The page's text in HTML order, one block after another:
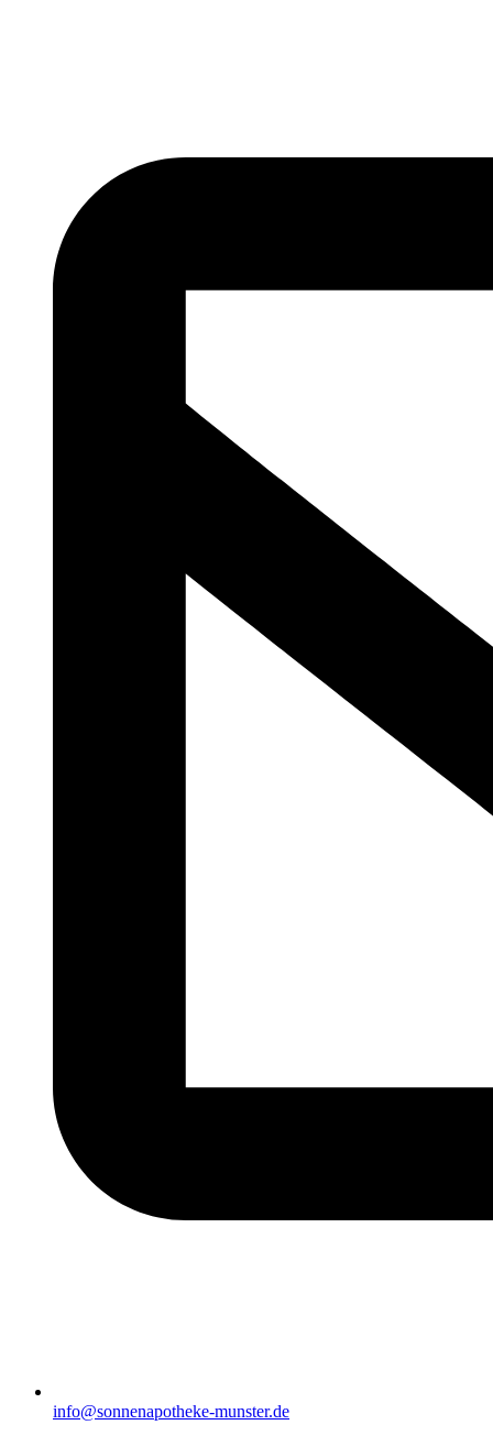
info@sonnenapotheke-munster.de